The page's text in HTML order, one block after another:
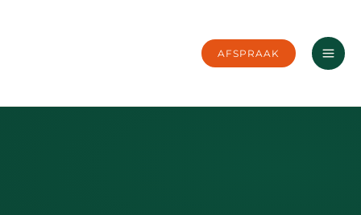
AFSPRAAK